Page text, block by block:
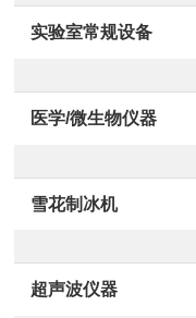
实验室常规设备
医学/微生物仪器
雪花制冰机
超声波仪器